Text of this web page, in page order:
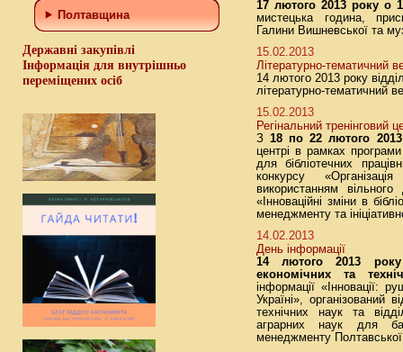
Полтавщина
Державні закупівлі
Інформація для внутрішньо
переміщених осіб
17 лютого 2013 року о
мистецька година,
Галини Вишневської та
15.02.2013
Літературно-тематичний
14 лютого 2013 року
літературно-тематичний
15.02.2013
Регінальний тренінговий
З18 по 22 лютого
центрі в рамках
для бібліотечних
конкурсу
використанням
«Інноваційні зміни в
менеджменту та
14.02.2013
День інформації
14 лютого 2013 року
економічних та
інформації «Інновації:
Україні», організований
технічних наук та
аграрних наук для
менеджменту Полтавської